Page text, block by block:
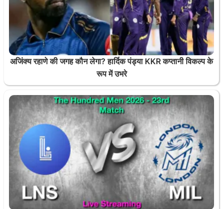
अजिंक्य रहाणे की जगह कौन लेगा? हार्दिक पंड्या KKR कप्तानी विकल्प के
रूप में उभरे